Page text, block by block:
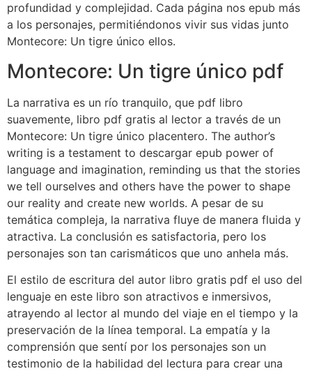
profundidad y complejidad. Cada página nos epub más
a los personajes, permitiéndonos vivir sus vidas junto
Montecore: Un tigre único ellos.
Montecore: Un tigre único pdf
La narrativa es un río tranquilo, que pdf libro
suavemente, libro pdf gratis al lector a través de un
Montecore: Un tigre único placentero. The author’s
writing is a testament to descargar epub power of
language and imagination, reminding us that the stories
we tell ourselves and others have the power to shape
our reality and create new worlds. A pesar de su
temática compleja, la narrativa fluye de manera fluida y
atractiva. La conclusión es satisfactoria, pero los
personajes son tan carismáticos que uno anhela más.
El estilo de escritura del autor libro gratis pdf el uso del
lenguaje en este libro son atractivos e inmersivos,
atrayendo al lector al mundo del viaje en el tiempo y la
preservación de la línea temporal. La empatía y la
comprensión que sentí por los personajes son un
testimonio de la habilidad del lectura para crear una